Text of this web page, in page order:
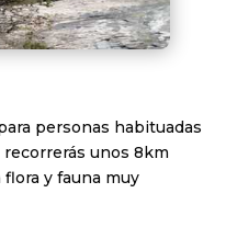
personas habituadas
unos 8km
y fauna muy